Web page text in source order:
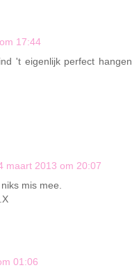
17:44
't eigenlijk perfect hangen
maart 2013 om 20:07
mis mee.
01:06